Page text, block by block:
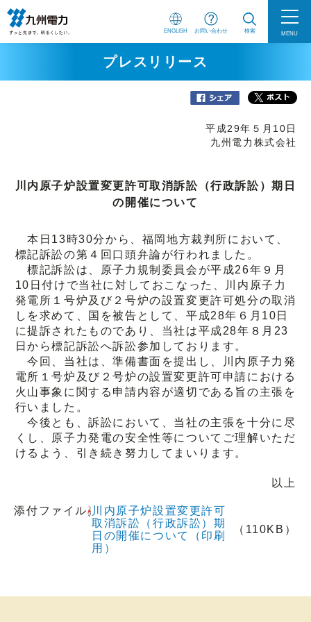
ENGLISH お問い合わせ 検索 MENU
プレスリリース
平成29年５月10日
九州電力株式会社
川内原子炉設置変更許可取消訴訟（行政訴訟）期日
の開催について
本日13時30分から、福岡地方裁判所において、
標記訴訟の第４回口頭弁論が行われました。
標記訴訟は、原子力規制委員会が平成26年９月
10日付けで当社に対しておこなった、川内原子力
発電所１号炉及び２号炉の設置変更許可処分の取消
しを求めて、国を被告として、平成28年６月10日
に提訴されたものであり、当社は平成28年８月23
日から標記訴訟へ訴訟参加しております。
今回、当社は、準備書面を提出し、川内原子力発
電所１号炉及び２号炉の設置変更許可申請における
火山事象に関する申請内容が適切である旨の主張を
行いました。
今後とも、訴訟において、当社の主張を十分に尽
くし、原子力発電の安全性等についてご理解いただ
けるよう、引き続き努力してまいります。
以上
添付ファイル
川内原子炉設置変更許可
取消訴訟（行政訴訟）期
日の開催について（印刷
用）
（110KB）